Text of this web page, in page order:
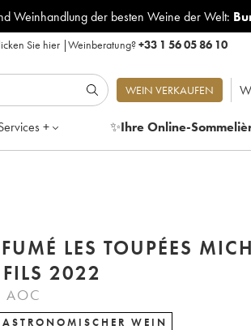
Weinhandlung der besten Weine der Welt:
Sie hier|Weinberatung?+33 1 56 05 86 10
WEIN VERKAUFEN
+ ✨Ihre Online-
LES TOUPÉES
REDDE & FILS 2022
AOC
WEIN